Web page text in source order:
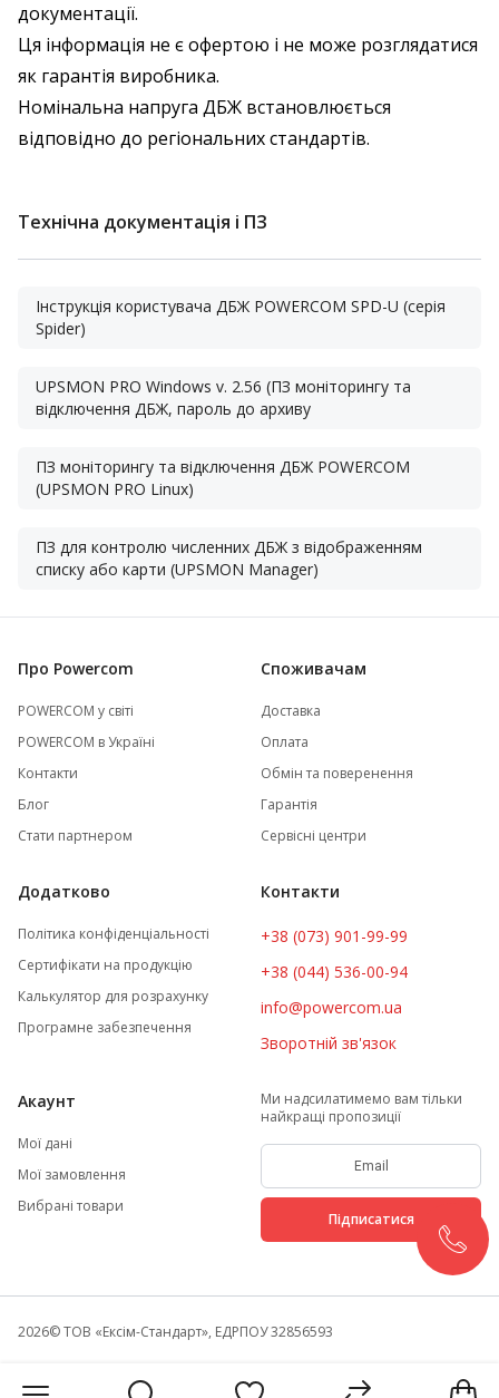
документації.
Ця інформація не є офертою і не може розглядатися
як гарантія виробника.
Номінальна напруга ДБЖ встановлюється
відповідно до регіональних стандартів.
Технічна документація і ПЗ
Інструкція користувача ДБЖ POWERCOM SPD-U (серія
Spider)
UPSMON PRO Windows v. 2.56 (ПЗ моніторингу та
відключення ДБЖ, пароль до архиву
ПЗ моніторингу та відключення ДБЖ POWERCOM
(UPSMON PRO Linux)
ПЗ для контролю численних ДБЖ з відображенням
списку або карти (UPSMON Manager)
Про Powercom
POWERCOM у світі
POWERCOM в Україні
Контакти
Блог
Стати партнером
Споживачам
Доставка
Оплата
Обмін та поверенення
Гарантія
Сервісні центри
Додатково
Політика конфіденціальності
Сертифікати на продукцію
Калькулятор для розрахунку
Програмне забезпечення
Контакти
+38 (073) 901-99-99
+38 (044) 536-00-94
info@powercom.ua
Зворотній зв'язок
Акаунт
Мої дані
Мої замовлення
Вибрані товари
Ми надсилатимемо вам тільки
найкращі пропозиції
Підписатися
2026© ТОВ «Ексім-Стандарт», ЕДРПОУ 32856593